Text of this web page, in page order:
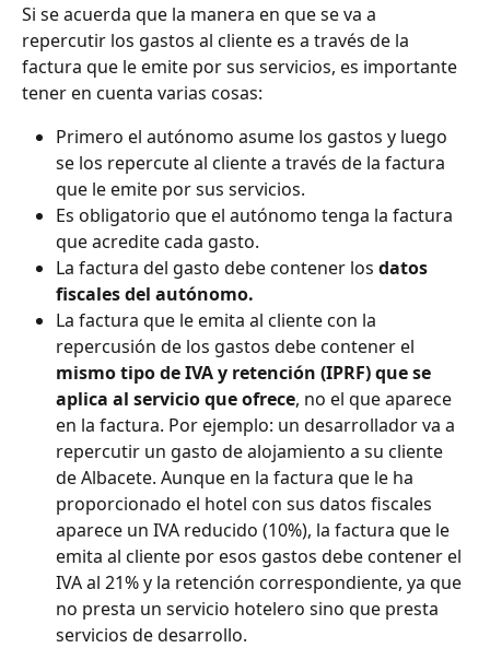
Si se acuerda que la manera en que se va a
repercutir los gastos al cliente es a través de la
factura que le emite por sus servicios, es importante
tener en cuenta varias cosas:
Primero el autónomo asume los gastos y luego
se los repercute al cliente a través de la factura
que le emite por sus servicios.
Es obligatorio que el autónomo tenga la factura
que acredite cada gasto.
La factura del gasto debe contener los datos
fiscales del autónomo.
La factura que le emita al cliente con la
repercusión de los gastos debe contener el
mismo tipo de IVA y retención (IPRF) que se
aplica al servicio que ofrece, no el que aparece
en la factura. Por ejemplo: un desarrollador va a
repercutir un gasto de alojamiento a su cliente
de Albacete. Aunque en la factura que le ha
proporcionado el hotel con sus datos fiscales
aparece un IVA reducido (10%), la factura que le
emita al cliente por esos gastos debe contener el
IVA al 21% y la retención correspondiente, ya que
no presta un servicio hotelero sino que presta
servicios de desarrollo.